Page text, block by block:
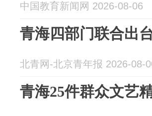
中国教育新闻网 2026-08-06
青海四部门联合出
北青网-北京青年报 2026-08-
青海25件群众文艺